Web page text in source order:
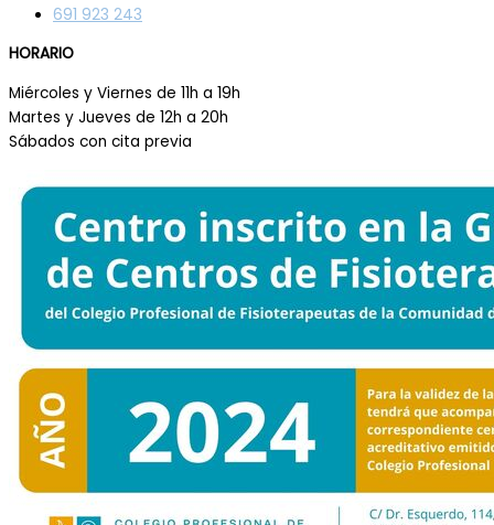
691 923 243
HORARIO
Miércoles y Viernes de 11h a 19h
Martes y Jueves de 12h a 20h
Sábados con cita previa